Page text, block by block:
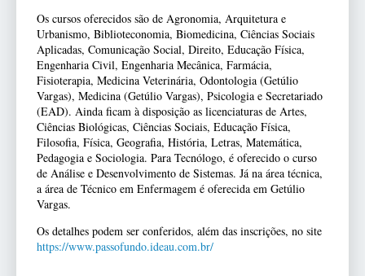
Os cursos oferecidos são de Agronomia, Arquitetura e
Urbanismo, Biblioteconomia, Biomedicina, Ciências Sociais
Aplicadas, Comunicação Social, Direito, Educação Física,
Engenharia Civil, Engenharia Mecânica, Farmácia,
Fisioterapia, Medicina Veterinária, Odontologia (Getúlio
Vargas), Medicina (Getúlio Vargas), Psicologia e Secretariado
(EAD). Ainda ficam à disposição as licenciaturas de Artes,
Ciências Biológicas, Ciências Sociais, Educação Física,
Filosofia, Física, Geografia, História, Letras, Matemática,
Pedagogia e Sociologia. Para Tecnólogo, é oferecido o curso
de Análise e Desenvolvimento de Sistemas. Já na área técnica,
a área de Técnico em Enfermagem é oferecida em Getúlio
Vargas.
Os detalhes podem ser conferidos, além das inscrições, no site
https://www.passofundo.ideau.com.br/